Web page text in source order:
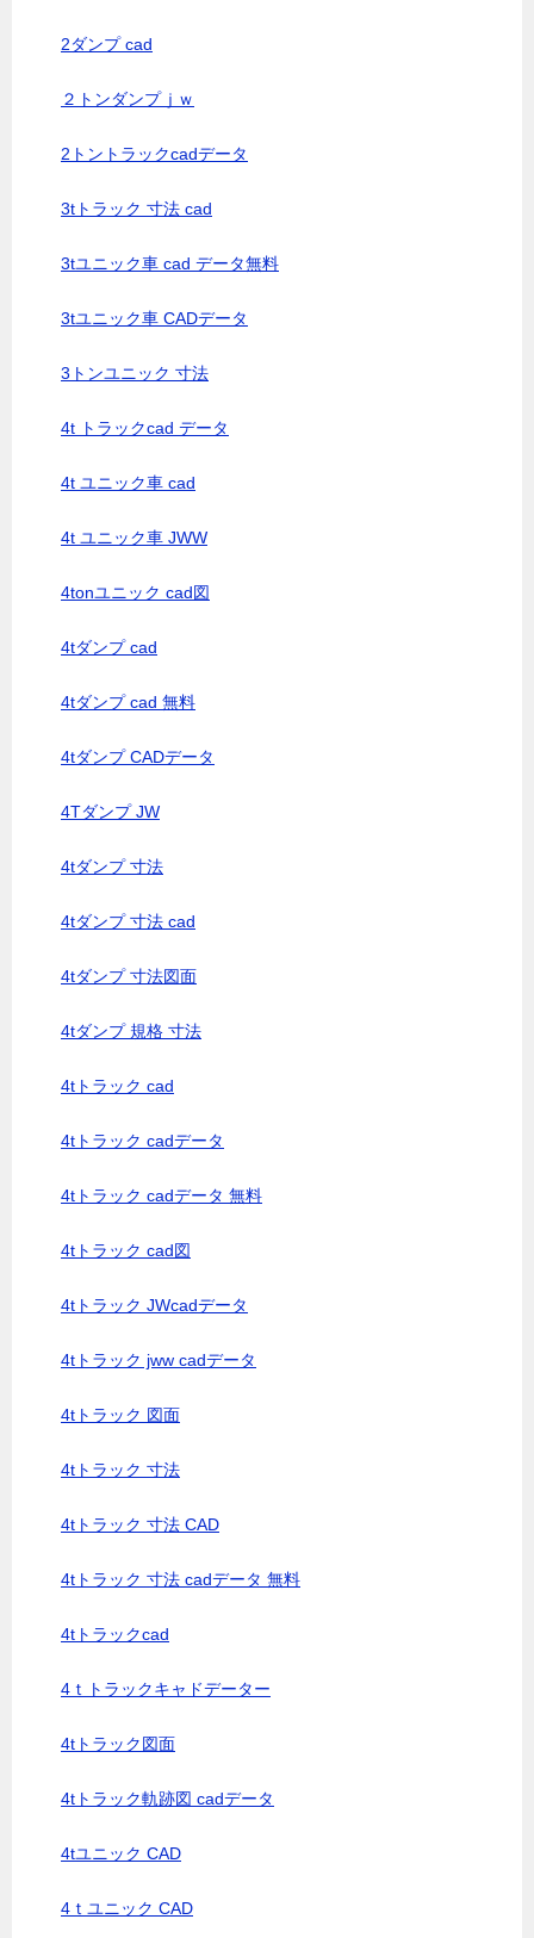
2ダンプ cad
２トンダンプｊｗ
2トントラックcadデータ
3tトラック 寸法 cad
3tユニック車 cad データ無料
3tユニック車 CADデータ
3トンユニック 寸法
4t トラックcad データ
4t ユニック車 cad
4t ユニック車 JWW
4tonユニック cad図
4tダンプ cad
4tダンプ cad 無料
4tダンプ CADデータ
4Tダンプ JW
4tダンプ 寸法
4tダンプ 寸法 cad
4tダンプ 寸法図面
4tダンプ 規格 寸法
4tトラック cad
4tトラック cadデータ
4tトラック cadデータ 無料
4tトラック cad図
4tトラック JWcadデータ
4tトラック jww cadデータ
4tトラック 図面
4tトラック 寸法
4tトラック 寸法 CAD
4tトラック 寸法 cadデータ 無料
4tトラックcad
4ｔトラックキャドデーター
4tトラック図面
4tトラック軌跡図 cadデータ
4tユニック CAD
4ｔユニック CAD